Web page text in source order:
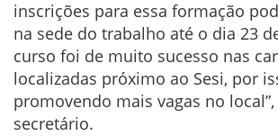
inscrições para essa formação
na sede do trabalho até o dia 23
curso foi de muito sucesso nas
localizadas próximo ao Sesi, por
promovendo mais vagas no
secretário.